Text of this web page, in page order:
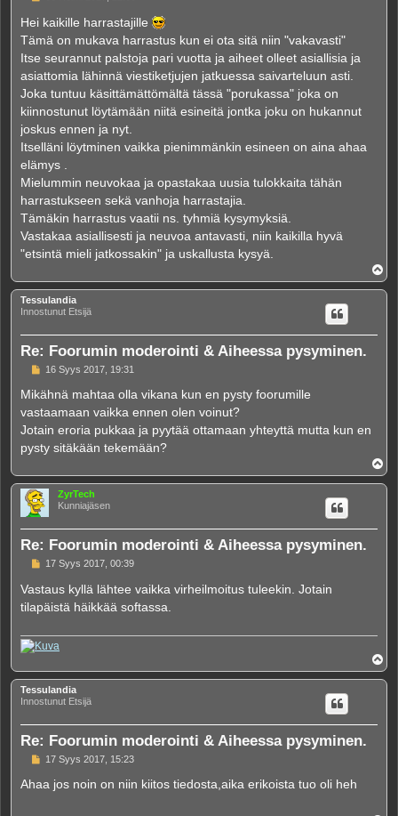
e
s
t
Hei kaikille harrastajille
Tämä on mukava harrastus kun ei ota sitä niin "vakavasti"
Itse seurannut palstoja pari vuotta ja aiheet olleet asiallisia ja
asiattomia lähinnä viestiketjujen jatkuessa saivarteluun asti.
Joka tuntuu käsittämättömältä tässä "porukassa" joka on
kiinnostunut löytämään niitä esineitä jontka joku on hukannut
joskus ennen ja nyt.
Itselläni löytminen vaikka pienimmänkin esineen on aina ahaa
elämys .
Mielummin neuvokaa ja opastakaa uusia tulokkaita tähän
harrastukseen sekä vanhoja harrastajia.
Tämäkin harrastus vaatii ns. tyhmiä kysymyksiä.
Vastakaa asiallisesti ja neuvoa antavasti, niin kaikilla hyvä
"etsintä mieli jatkossakin" ja uskallusta kysyä.
l
ö
Tessulandia
Innostunut Etsijä
Re: Foorumin moderointi & Aiheessa pysyminen.
V
e
t
i
16 Syys 2017, 19:31
Mikähnä mahtaa olla vikana kun en pysty foorumille
vastaamaan vaikka ennen olen voinut?
Jotain eroria pukkaa ja pyytää ottamaan yhteyttä mutta kun en
pysty sitäkään tekemään?
l
ö
ZyrTech
Kunniajäsen
Re: Foorumin moderointi & Aiheessa pysyminen.
V
e
s
t
17 Syys 2017, 00:39
Vastaus kyllä lähtee vaikka virheilmoitus tuleekin. Jotain
tilapäistä häikkää softassa.
l
ö
Tessulandia
Innostunut Etsijä
Re: Foorumin moderointi & Aiheessa pysyminen.
V
e
17 Syys 2017, 15:23
Ahaa jos noin on niin kiitos tiedosta,aika erikoista tuo oli heh